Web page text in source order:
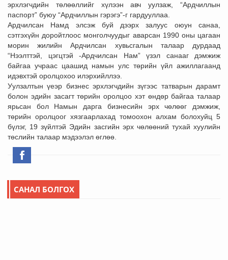
эрхлэгчдийн төлөөллийг хүлээн авч уулзаж, “Ардчиллын
паспорт” буюу “Ардчиллын гэрэгэ”-г гардууллаа.
Ардчилсан Намд элсэж буй дээрх залуус оюун санаа,
сэтгэхүйн доройтлоос монголчуудыг аварсан 1990 оны цагаан
морин жилийн Ардчилсан хувьсгалын талаар дурдаад
“Нээлттэй, цэгцтэй -Ардчилсан Нам” үзэл санааг дэмжиж
байгаа учраас цаашид намын улс төрийн үйл ажиллагаанд
идэвхтэй оролцохоо илэрхийллээ.
Уулзалтын үеэр бизнес эрхлэгчдийн зүгээс татварын дарамт
болон эдийн засагт төрийн оролцоо хэт өндөр байгаа талаар
ярьсан бол Намын дарга бизнесийн эрх чөлөөг дэмжиж,
төрийн оролцоог хязгаарлахад томоохон алхам болохуйц 5
бүлэг, 19 зүйлтэй Эдийн засгийн эрх чөлөөний тухай хуулийн
төслийн талаар мэдээлэл өглөө.
САНАЛ БОЛГОХ